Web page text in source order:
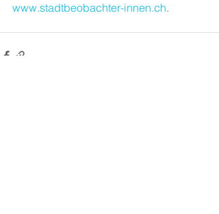
www.stadtbeobachter-innen.ch.